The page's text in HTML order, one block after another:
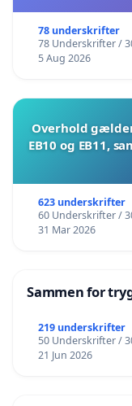
78 underskrifter
78 Underskrifter /
5 Aug 2026
Overhold
EB10 og EB11,
623 underskrifter
60 Underskrifter /
31 Mar 2026
Sammen for
219 underskrifter
50 Underskrifter /
21 Jun 2026